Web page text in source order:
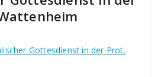
Gottesdienst in der Prot.